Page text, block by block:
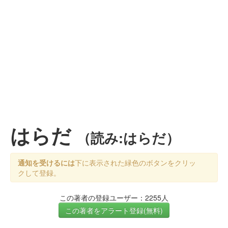
はらだ （読み:はらだ）
通知を受けるには下に表示された緑色のボタンをクリッ
クして登録。
この著者の登録ユーザー：2255人
この著者をアラート登録(無料)